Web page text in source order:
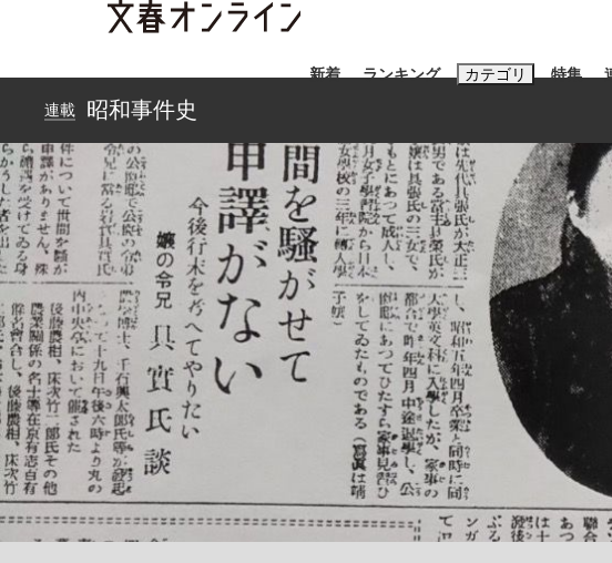
新着 ランキング カテゴリ
「90%は失敗する。でも…」本田圭佑が初めて明かした日本
特集
終戦から81年
おすすめのキーワードタグ
#藤田晋 #三山凌輝 #高市
#玉木雄一郎
#亀和田武
連載 昭和事件史